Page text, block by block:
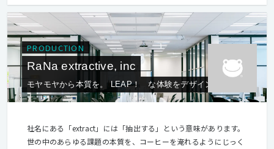
PRODUCTION
RaNa extractive, inc
モヤモヤから本質を。 LEAP！ な体験をデザインする。
社名にある「extract」には「抽出する」という意味があります。
世の中のあらゆる課題の本質を、コーヒーを淹れるようにじっく